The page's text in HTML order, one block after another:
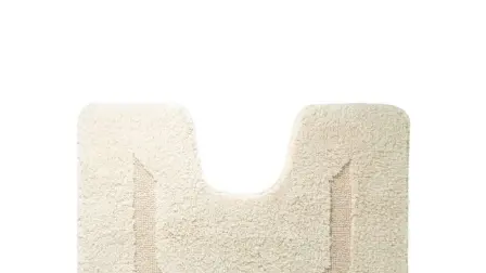
Γάζα
Γκρο